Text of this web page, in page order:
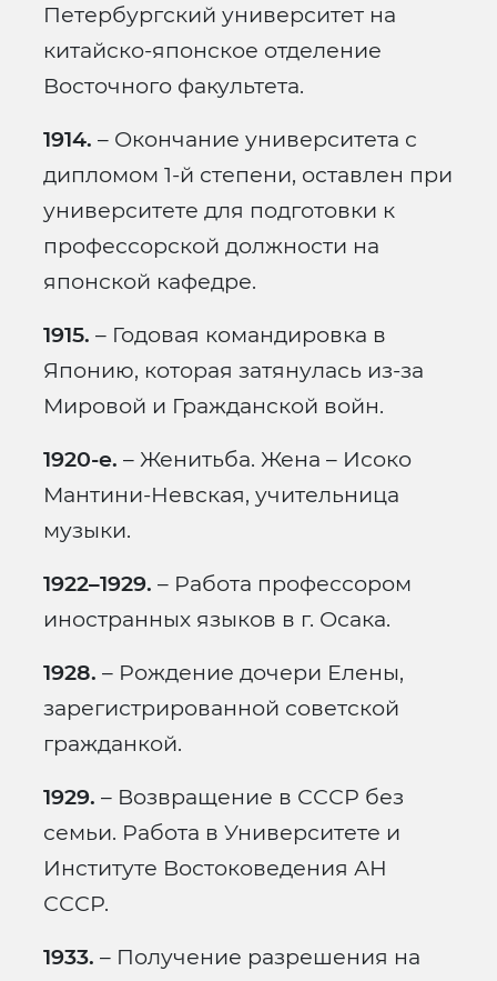
Петербургский университет на
китайско-японское отделение
Восточного факультета.
1914. – Окончание университета с
дипломом 1-й степени, оставлен при
университете для подготовки к
профессорской должности на
японской кафедре.
1915. – Годовая командировка в
Японию, которая затянулась из-за
Мировой и Гражданской войн.
1920-е. – Женитьба. Жена – Исоко
Мантини-Невская, учительница
музыки.
1922–1929. – Работа профессором
иностранных языков в г. Осака.
1928. – Рождение дочери Елены,
зарегистрированной советской
гражданкой.
1929. – Возвращение в СССР без
семьи. Работа в Университете и
Институте Востоковедения АН
СССР.
1933. – Получение разрешения на